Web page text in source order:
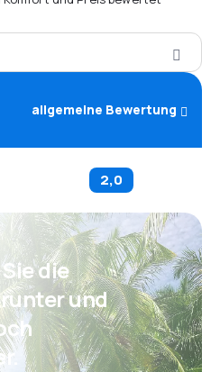
allgemeine Bewertung
2,0
die
und